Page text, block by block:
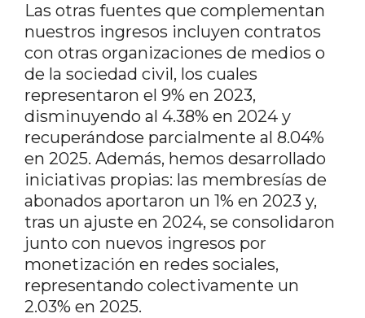
Las otras fuentes que complementan
nuestros ingresos incluyen contratos
con otras organizaciones de medios o
de la sociedad civil, los cuales
representaron el 9% en 2023,
disminuyendo al 4.38% en 2024 y
recuperándose parcialmente al 8.04%
en 2025. Además, hemos desarrollado
iniciativas propias: las membresías de
abonados aportaron un 1% en 2023 y,
tras un ajuste en 2024, se consolidaron
junto con nuevos ingresos por
monetización en redes sociales,
representando colectivamente un
2.03% en 2025.